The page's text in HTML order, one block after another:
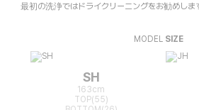
最初の洗浄ではドライクリーニングをお勧めしま
MODEL SIZE
SH
163cm
TOP(55)